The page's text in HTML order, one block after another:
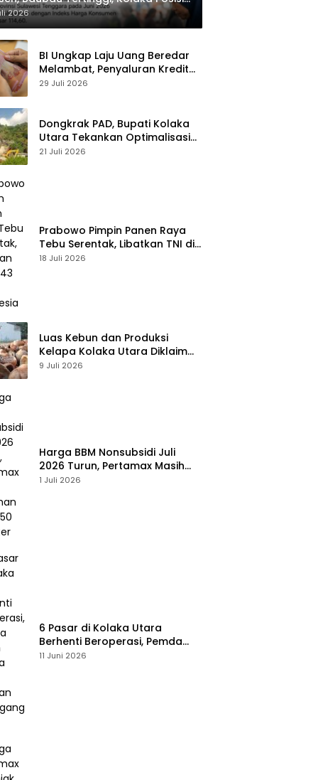
2026
BI Ungkap Laju Uang Beredar
Melambat, Penyaluran Kredit
Perbankan Meningkat
29 Juli 2026
Dongkrak PAD, Bupati Kolaka
Utara Tekankan Optimalisasi
Pajak dan Sektor Tambang
21 Juli 2026
Prabowo Pimpin Panen Raya
Tebu Serentak, Libatkan TNI di
43 Titik Indonesia
18 Juli 2026
Luas Kebun dan Produksi
Kelapa Kolaka Utara Diklaim
Meningkat, Pemda Tawarkan
9 Juli 2026
Harga BBM Nonsubsidi Juli
2026 Turun, Pertamax Masih
Bertahan Rp16.250 per Liter
1 Juli 2026
6 Pasar di Kolaka Utara
Berhenti Beroperasi, Pemda
Susun Skema Baru Pulihkan
11 Juni 2026